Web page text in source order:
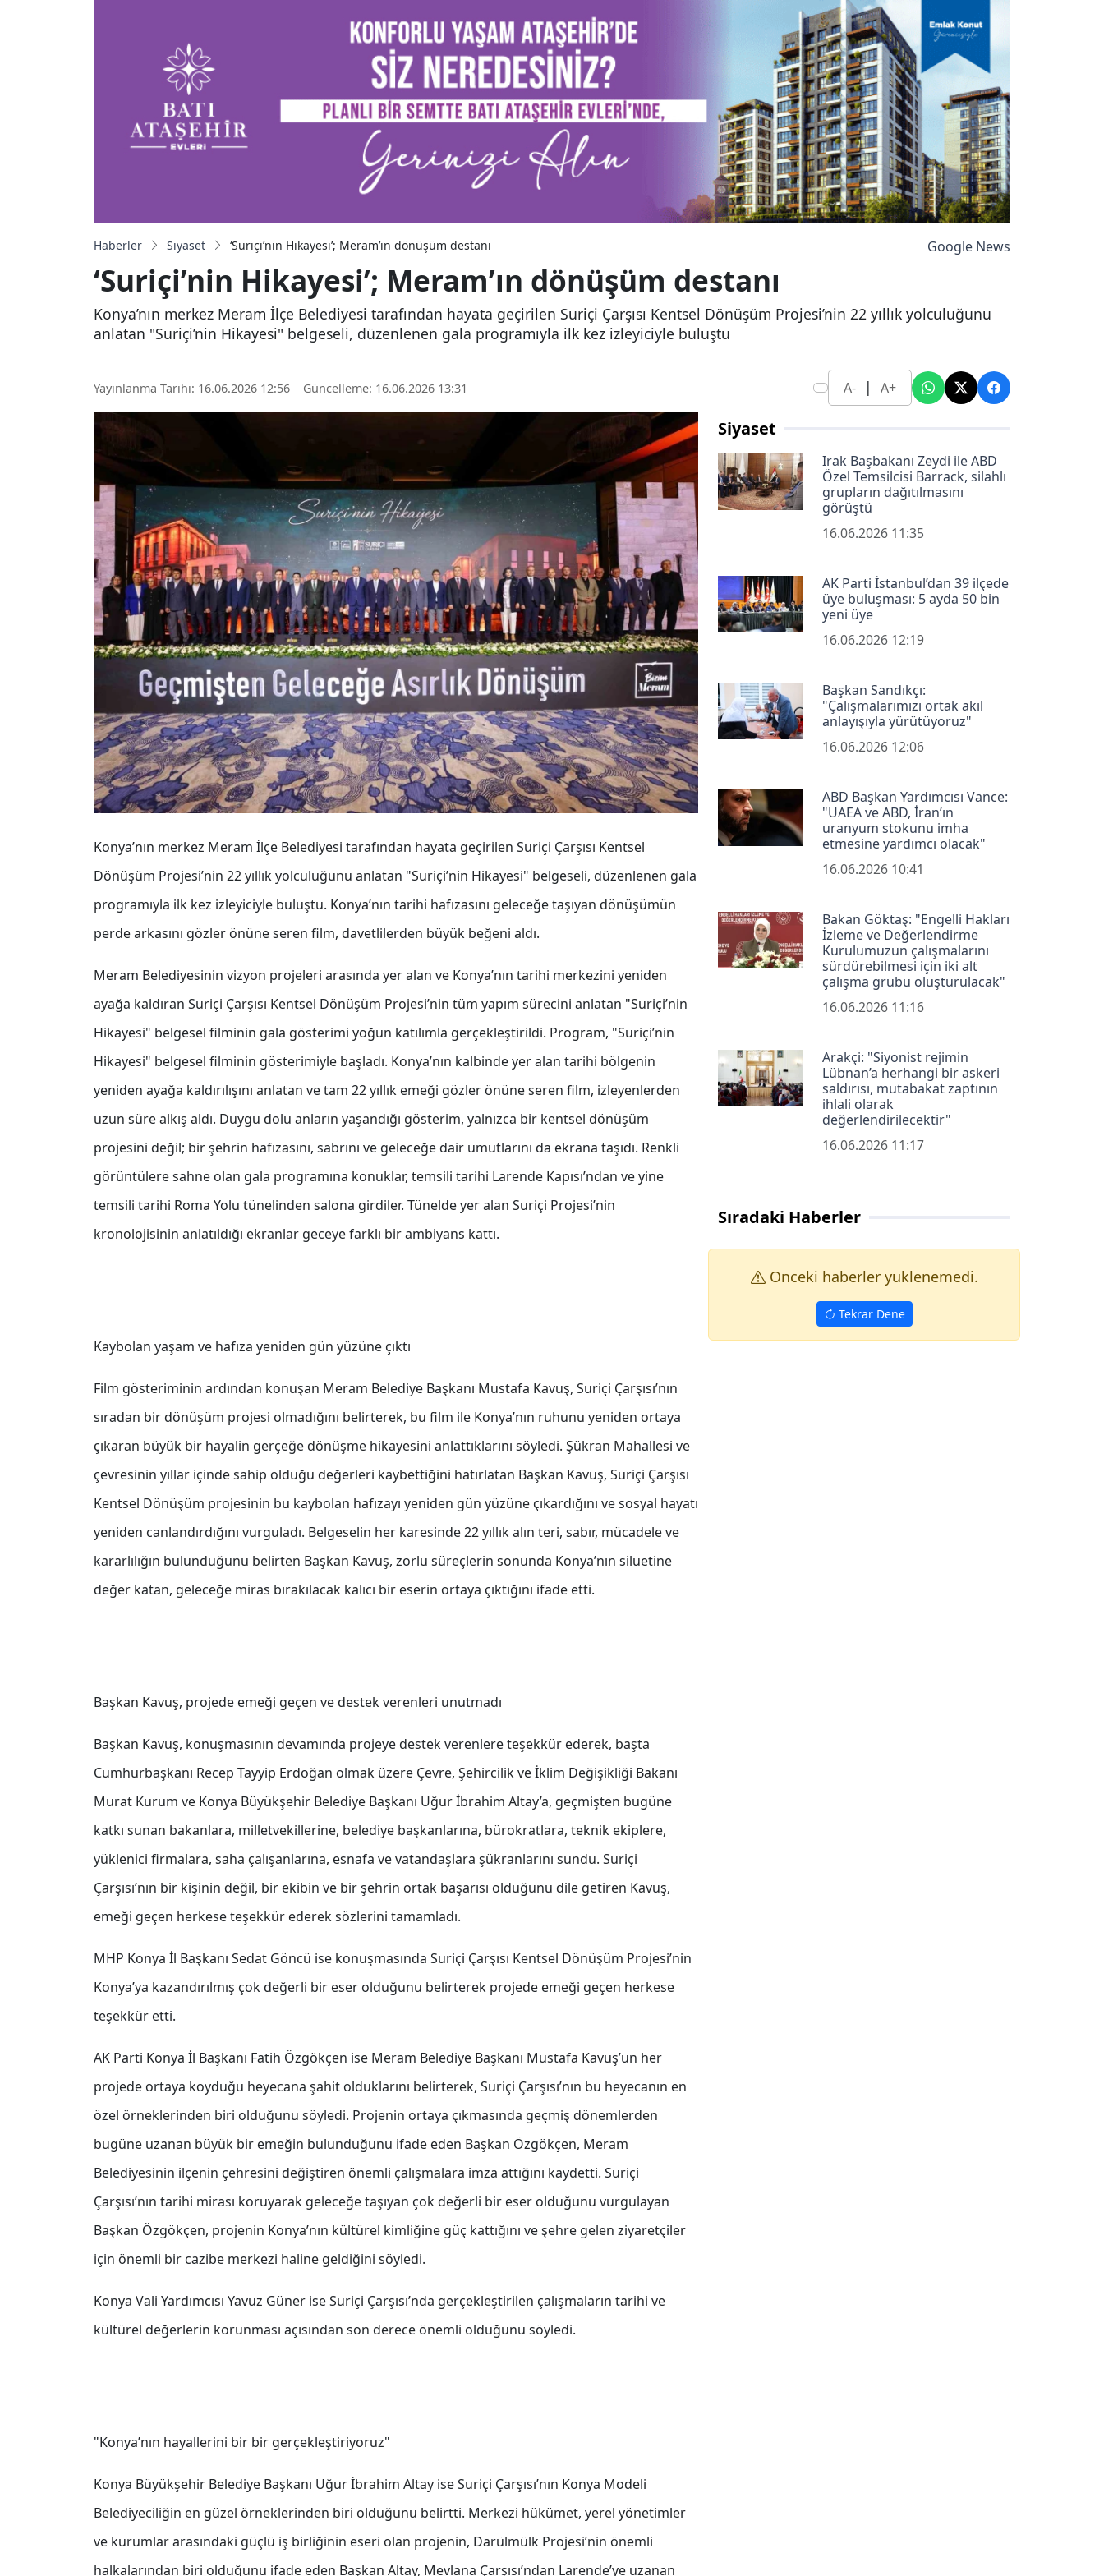
Haberler Siyaset ‘Suriçi’nin Hikayesi’; Meram’ın dönüşüm destanı Google News
‘Suriçi’nin Hikayesi’; Meram’ın dönüşüm destanı
Konya’nın merkez Meram İlçe Belediyesi tarafından hayata geçirilen Suriçi Çarşısı Kentsel Dönüşüm Projesi’nin 22 yıllık yolculuğunu
anlatan "Suriçi’nin Hikayesi" belgeseli, düzenlenen gala programıyla ilk kez izleyiciyle buluştu
Yayınlanma Tarihi: 16.06.2026 12:56 Güncelleme: 16.06.2026 13:31 A- | A+
Konya’nın merkez Meram İlçe Belediyesi tarafından hayata geçirilen Suriçi Çarşısı Kentsel
Dönüşüm Projesi’nin 22 yıllık yolculuğunu anlatan "Suriçi’nin Hikayesi" belgeseli, düzenlenen gala
programıyla ilk kez izleyiciyle buluştu. Konya’nın tarihi hafızasını geleceğe taşıyan dönüşümün
perde arkasını gözler önüne seren film, davetlilerden büyük beğeni aldı.
Meram Belediyesinin vizyon projeleri arasında yer alan ve Konya’nın tarihi merkezini yeniden
ayağa kaldıran Suriçi Çarşısı Kentsel Dönüşüm Projesi’nin tüm yapım sürecini anlatan "Suriçi’nin
Hikayesi" belgesel filminin gala gösterimi yoğun katılımla gerçekleştirildi. Program, "Suriçi’nin
Hikayesi" belgesel filminin gösterimiyle başladı. Konya’nın kalbinde yer alan tarihi bölgenin
yeniden ayağa kaldırılışını anlatan ve tam 22 yıllık emeği gözler önüne seren film, izleyenlerden
uzun süre alkış aldı. Duygu dolu anların yaşandığı gösterim, yalnızca bir kentsel dönüşüm
projesini değil; bir şehrin hafızasını, sabrını ve geleceğe dair umutlarını da ekrana taşıdı. Renkli
görüntülere sahne olan gala programına konuklar, temsili tarihi Larende Kapısı’ndan ve yine
temsili tarihi Roma Yolu tünelinden salona girdiler. Tünelde yer alan Suriçi Projesi’nin
kronolojisinin anlatıldığı ekranlar geceye farklı bir ambiyans kattı.
Kaybolan yaşam ve hafıza yeniden gün yüzüne çıktı
Film gösteriminin ardından konuşan Meram Belediye Başkanı Mustafa Kavuş, Suriçi Çarşısı’nın
sıradan bir dönüşüm projesi olmadığını belirterek, bu film ile Konya’nın ruhunu yeniden ortaya
çıkaran büyük bir hayalin gerçeğe dönüşme hikayesini anlattıklarını söyledi. Şükran Mahallesi ve
çevresinin yıllar içinde sahip olduğu değerleri kaybettiğini hatırlatan Başkan Kavuş, Suriçi Çarşısı
Kentsel Dönüşüm projesinin bu kaybolan hafızayı yeniden gün yüzüne çıkardığını ve sosyal hayatı
yeniden canlandırdığını vurguladı. Belgeselin her karesinde 22 yıllık alın teri, sabır, mücadele ve
kararlılığın bulunduğunu belirten Başkan Kavuş, zorlu süreçlerin sonunda Konya’nın siluetine
değer katan, geleceğe miras bırakılacak kalıcı bir eserin ortaya çıktığını ifade etti.
Başkan Kavuş, projede emeği geçen ve destek verenleri unutmadı
Başkan Kavuş, konuşmasının devamında projeye destek verenlere teşekkür ederek, başta
Cumhurbaşkanı Recep Tayyip Erdoğan olmak üzere Çevre, Şehircilik ve İklim Değişikliği Bakanı
Murat Kurum ve Konya Büyükşehir Belediye Başkanı Uğur İbrahim Altay’a, geçmişten bugüne
katkı sunan bakanlara, milletvekillerine, belediye başkanlarına, bürokratlara, teknik ekiplere,
yüklenici firmalara, saha çalışanlarına, esnafa ve vatandaşlara şükranlarını sundu. Suriçi
Çarşısı’nın bir kişinin değil, bir ekibin ve bir şehrin ortak başarısı olduğunu dile getiren Kavuş,
emeği geçen herkese teşekkür ederek sözlerini tamamladı.
MHP Konya İl Başkanı Sedat Göncü ise konuşmasında Suriçi Çarşısı Kentsel Dönüşüm Projesi’nin
Konya’ya kazandırılmış çok değerli bir eser olduğunu belirterek projede emeği geçen herkese
teşekkür etti.
AK Parti Konya İl Başkanı Fatih Özgökçen ise Meram Belediye Başkanı Mustafa Kavuş’un her
projede ortaya koyduğu heyecana şahit olduklarını belirterek, Suriçi Çarşısı’nın bu heyecanın en
özel örneklerinden biri olduğunu söyledi. Projenin ortaya çıkmasında geçmiş dönemlerden
bugüne uzanan büyük bir emeğin bulunduğunu ifade eden Başkan Özgökçen, Meram
Belediyesinin ilçenin çehresini değiştiren önemli çalışmalara imza attığını kaydetti. Suriçi
Çarşısı’nın tarihi mirası koruyarak geleceğe taşıyan çok değerli bir eser olduğunu vurgulayan
Başkan Özgökçen, projenin Konya’nın kültürel kimliğine güç kattığını ve şehre gelen ziyaretçiler
için önemli bir cazibe merkezi haline geldiğini söyledi.
Konya Vali Yardımcısı Yavuz Güner ise Suriçi Çarşısı’nda gerçekleştirilen çalışmaların tarihi ve
kültürel değerlerin korunması açısından son derece önemli olduğunu söyledi.
"Konya’nın hayallerini bir bir gerçekleştiriyoruz"
Konya Büyükşehir Belediye Başkanı Uğur İbrahim Altay ise Suriçi Çarşısı’nın Konya Modeli
Belediyeciliğin en güzel örneklerinden biri olduğunu belirtti. Merkezi hükümet, yerel yönetimler
ve kurumlar arasındaki güçlü iş birliğinin eseri olan projenin, Darülmülk Projesi’nin önemli
halkalarından biri olduğunu ifade eden Başkan Altay, Mevlana Çarşısı’ndan Larende’ye uzanan
Siyaset
Irak Başbakanı Zeydi ile ABD
Özel Temsilcisi Barrack, silahlı
grupların dağıtılmasını
görüştü
16.06.2026 11:35
AK Parti İstanbul’dan 39 ilçede
üye buluşması: 5 ayda 50 bin
yeni üye
16.06.2026 12:19
Başkan Sandıkçı:
"Çalışmalarımızı ortak akıl
anlayışıyla yürütüyoruz"
16.06.2026 12:06
ABD Başkan Yardımcısı Vance:
"UAEA ve ABD, İran’ın
uranyum stokunu imha
etmesine yardımcı olacak"
16.06.2026 10:41
Bakan Göktaş: "Engelli Hakları
İzleme ve Değerlendirme
Kurulumuzun çalışmalarını
sürdürebilmesi için iki alt
çalışma grubu oluşturulacak"
16.06.2026 11:16
Arakçi: "Siyonist rejimin
Lübnan’a herhangi bir askeri
saldırısı, mutabakat zaptının
ihlali olarak
değerlendirilecektir"
16.06.2026 11:17
Sıradaki Haberler
Onceki haberler yuklenemedi.
Tekrar Dene